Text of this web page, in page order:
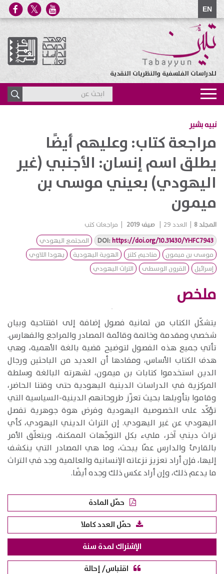
EN
للدراسات الفلسفية والنظريات النقدية
Toggle
navigation
نبيه بشير
مراجعة كتاب: وعليهم أيضًا
يطلق اسم إنسان: الأجنبي (غير
اليهودي) بعيني موسى بن
ميمون
المجلد8 العدد29 صيف 2019
مراجعات كتب
DOI:https://doi.org/10.31430/YHFC7943
المجتمع اليهودي
موسى بن ميمون
مناحيم كلنر الهوية اليهودية
يهودا اللاوي
إسرائيل
القرون الوسطى التراث اليهودي
ملخص
​يتشكّل الكتاب من ثمانية فصول إضافة إلى افتتاحية وبيان
شخصي ومقدمة وخاتمة وقائمة المصادر والمراجع والفهارس.
تأتي جميع هذه الفصول لتوضيح قضية بالغة الأهمية، وهي
هدف الكتاب الأساس، ومفادها أن العديد من الباحثين ورجال
الدين استخدموا كتابات بن ميمون، لشهرته البالغة وسلطة
المركزية في الدراسات الدينية اليهودية حتى وقتنا الحاضر،
وقاموا بتأويلها بحيث تعزّز طروحاتهم الدينية-السياسية التي
تؤكّد على الخصوصية اليهودية وفرض هوة جوهرية تفصل
اليهودي عن غير اليهودي. إن التراث الديني اليهودي، كأي
تراث ديني آخر، مليء بكل التوجّهات الممكنة، ويتعلّق الأمر
بالقارئ والدارس عمّا يبحث، وما هي المصادر التي ينكشف
إليها، فإن أراد تعزيز نزعاته الإنسانية والعالمية وجد في التراث
ما يدعم ذلك، وإن أراد عكس ذلك وجده أيضًا.
حمّل المادة
حمّل العدد كاملا
الإشتراك لمدة سنة
اقتباس/ إحالة